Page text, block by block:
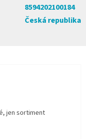
8594202100184
Česká republika
hvězdiček.
jen sortiment